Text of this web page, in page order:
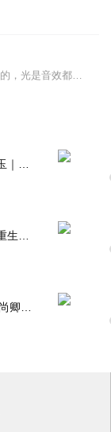
恐怖小说的录制还真不是一个人能搞的，光是音效都搞得人头疼，手忙脚乱的。大学第一天报到，谁曾想宿舍后面是个鬼窟，结果她便与鬼夜夜同床。稀里糊涂的成了鬼新娘，这只...